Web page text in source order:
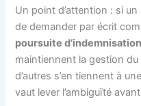
Un point d’attention : si
de demander par écrit
poursuite d’indemnisation
maintiennent la gestion
d’autres s’en tiennent à
vaut lever l’ambiguïté